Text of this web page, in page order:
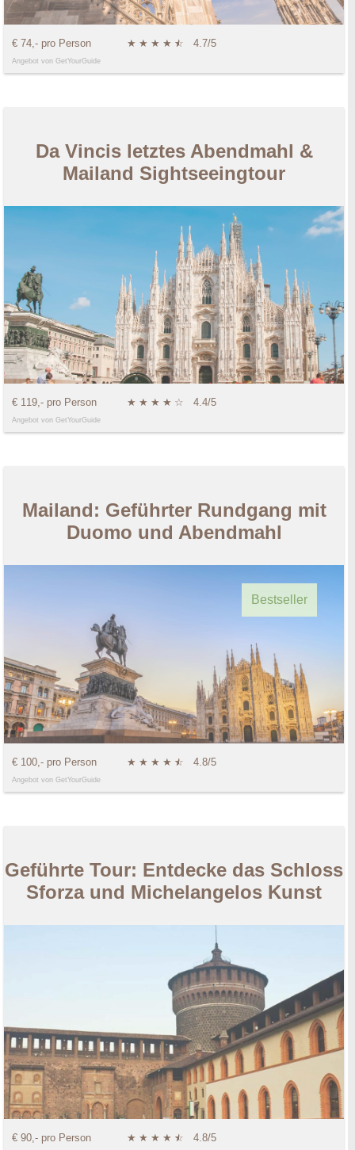
€ 74,- pro Person ★ ★ ★ ★ ★
☆ 4.7/5
Angebot von GetYourGuide
Da Vincis letztes Abendmahl &
Mailand Sightseeingtour
€ 119,- pro Person ★ ★ ★ ★ ☆ 4.4/5
Angebot von GetYourGuide
Mailand: Geführter Rundgang mit
Duomo und Abendmahl
Bestseller
€ 100,- pro Person ★ ★ ★ ★ ★
☆ 4.8/5
Angebot von GetYourGuide
Geführte Tour: Entdecke das Schloss
Sforza und Michelangelos Kunst
€ 90,- pro Person ★ ★ ★ ★ ★
☆ 4.8/5